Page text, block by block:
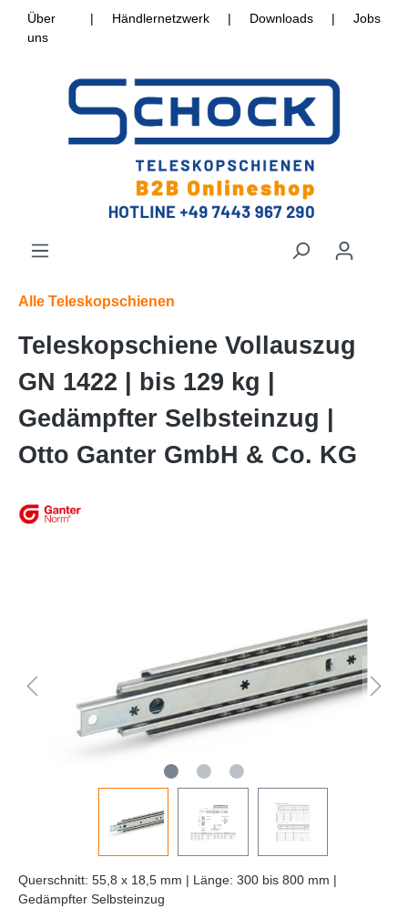
Über
uns
| Händlernetzwerk | Downloads | Jobs
Alle Teleskopschienen
Teleskopschiene Vollauszug
GN 1422 | bis 129 kg |
Gedämpfter Selbsteinzug |
Otto Ganter GmbH & Co. KG
Querschnitt: 55,8 x 18,5 mm | Länge: 300 bis 800 mm |
Gedämpfter Selbsteinzug